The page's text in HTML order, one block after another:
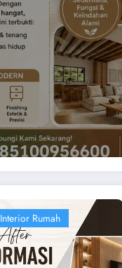
Interior Rumah